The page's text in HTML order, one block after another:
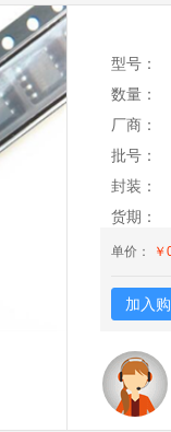
型号：
数量：
厂商：
批号：
封装：
货期：
单价： ￥
加入